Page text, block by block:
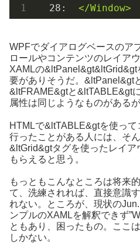
  28:
</Window>
WPFでダイアログベースのア
ロールやコンテンツのレイア
XAMLの
要がありそうだ。&ltPanel&gt
&ltFRAME&gtと&ltTABLE&gt
属性は同じようなものがある
HTMLで&ltTABLE&gtを使っ
行ったことがある人には、そ
&ltGrid&gtタグを使ったレイ
もらえると思う。
もっともこんなところは将来
て、洗練されれば、直接意識
れない。ところが、現状の
ンプルのXAMLを解釈できず
ともあり、困ったもの。ここ
しかない。